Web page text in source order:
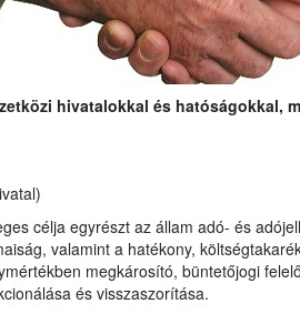
hivatalokkal és hatóságokkal,
célja egyrészt az állam adó- és
valamint a hatékony,
megkárosító, büntetőjogi
és visszaszorítása.